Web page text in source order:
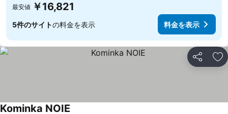
最安値 ￥16,821
5件のサイトの料金を表示 料金を表示
シェア お
Kominka NOIE